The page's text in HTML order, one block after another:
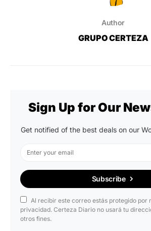
Author
GRUPO CERTEZA
Sign Up for Our
Get notified of the best deals on our
Subscribe
Al recibir este correo estás protegido por
privacidad. Certeza Diario no usará tu
otros fines.